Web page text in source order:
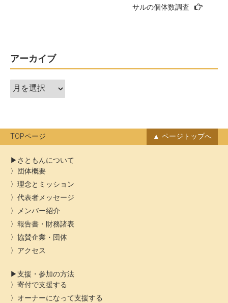
ー
シ
ョ
サルの個体数調査
アーカイブ
ア
ー
ブ
TOPページ ページトップへ
さともんについて
団体概要
理念とミッション
代表者メッセージ
メンバー紹介
報告書・財務諸表
協賛企業・団体
アクセス
支援・参加の方法
寄付で支援する
オーナーになって支援する